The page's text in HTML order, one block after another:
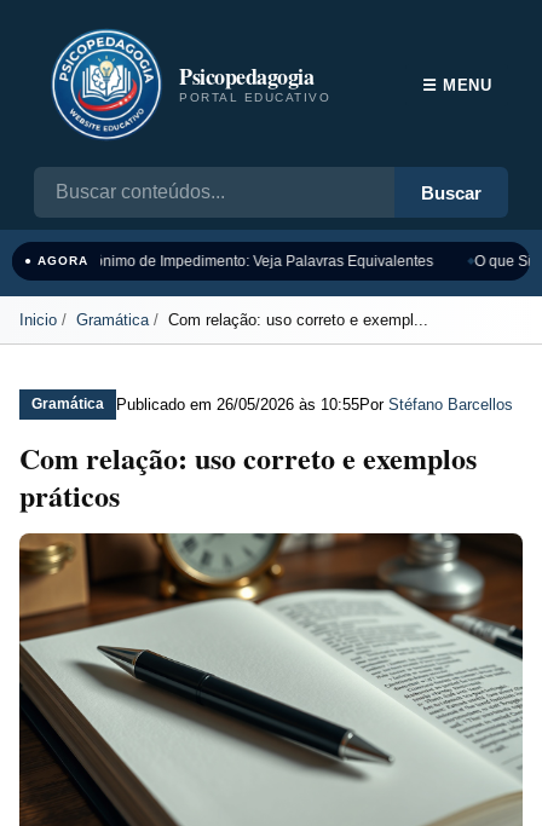
Psicopedagogia
PORTAL EDUCATIVO
Buscar
☰ MENU
● AGORASinônimo de Impedimento: Veja Palavras Equivalentes O que
Inicio Gramática Com relação: uso correto e exempl...
Gramática Publicado em 26/05/2026 às 10:55Por Stéfano Barcellos
Com relação: uso correto e exemplos
práticos